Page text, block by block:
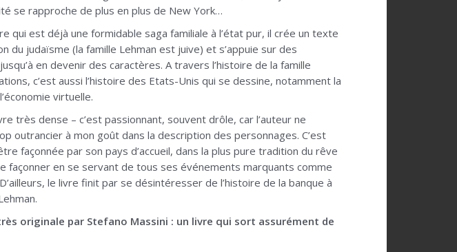
se rapproche de plus en plus de New York…
est déjà une formidable saga familiale à l’état pur, il crée un texte
du judaïsme (la famille Lehman est juive) et s’appuie sur des
en devenir des caractères. A travers l’histoire de la famille
c’est aussi l’histoire des Etats-Unis qui se dessine, notamment la
virtuelle.
très dense – c’est passionnant, souvent drôle, car l’auteur ne
outrancier à mon goût dans la description des personnages. C’est
façonnée par son pays d’accueil, dans la plus pure tradition du rêve
façonner en se servant de tous ses événements marquants comme
le livre finit par se désintéresser de l’histoire de la banque à
originale par Stefano Massini : un livre qui sort assurément de